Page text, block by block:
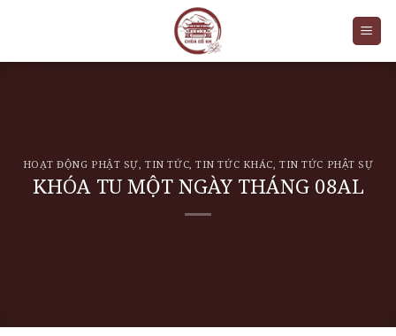
HOẠT ĐỘNG PHẬT SỰ ,TIN TỨC ,TIN TỨC KHÁC ,TIN TỨC PHẬT SỰ
KHÓA TU MỘT NGÀY THÁNG 08AL